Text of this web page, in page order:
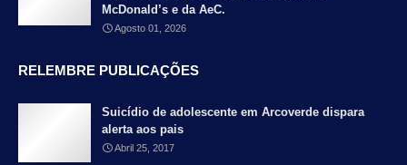
McDonald’s e da AeC.
Agosto 01, 2026
RELEMBRE PUBLICAÇÕES
Suicídio de adolescente em Arcoverde dispara
alerta aos pais
Abril 25, 2017